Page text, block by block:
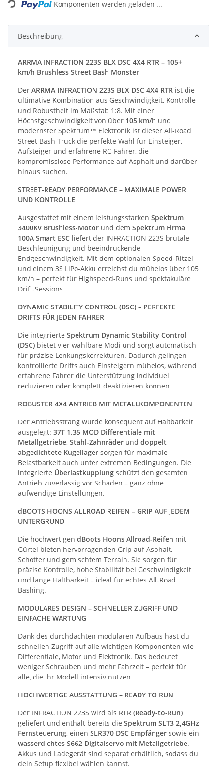
Komponenten werden geladen ...
Beschreibung
ARRMA INFRACTION 223S BLX DSC 4X4 RTR – 105+
km/h Brushless Street Bash Monster
Der ARRMA INFRACTION 223S BLX DSC 4X4 RTR ist die
ultimative Kombination aus Geschwindigkeit, Kontrolle
und Robustheit im Maßstab 1:8. Mit einer
Höchstgeschwindigkeit von über 105 km/h und
modernster Spektrum™ Elektronik ist dieser All-Road
Street Bash Truck die perfekte Wahl für Einsteiger,
Aufsteiger und erfahrene RC-Fahrer, die
kompromisslose Performance auf Asphalt und darüber
hinaus suchen.
STREET-READY PERFORMANCE – MAXIMALE POWER
UND KONTROLLE
Ausgestattet mit einem leistungsstarken Spektrum
3400Kv Brushless-Motor und dem Spektrum Firma
100A Smart ESC liefert der INFRACTION 223S brutale
Beschleunigung und beeindruckende
Endgeschwindigkeit. Mit dem optionalen Speed-Ritzel
und einem 3S LiPo-Akku erreichst du mühelos über 105
km/h – perfekt für Highspeed-Runs und spektakuläre
Drift-Sessions.
DYNAMIC STABILITY CONTROL (DSC) – PERFEKTE
DRIFTS FÜR JEDEN FAHRER
Die integrierte Spektrum Dynamic Stability Control
(DSC) bietet vier wählbare Modi und sorgt automatisch
für präzise Lenkungskorrekturen. Dadurch gelingen
kontrollierte Drifts auch Einsteigern mühelos, während
erfahrene Fahrer die Unterstützung individuell
reduzieren oder komplett deaktivieren können.
ROBUSTER 4X4 ANTRIEB MIT METALLKOMPONENTEN
Der Antriebsstrang wurde konsequent auf Haltbarkeit
ausgelegt: 37T 1.35 MOD Differentiale mit
Metallgetriebe, Stahl-Zahnräder und doppelt
abgedichtete Kugellager sorgen für maximale
Belastbarkeit auch unter extremen Bedingungen. Die
integrierte Überlastkupplung schützt den gesamten
Antrieb zuverlässig vor Schäden – ganz ohne
aufwendige Einstellungen.
dBOOTS HOONS ALLROAD REIFEN – GRIP AUF JEDEM
UNTERGRUND
Die hochwertigen dBoots Hoons Allroad-Reifen mit
Gürtel bieten hervorragenden Grip auf Asphalt,
Schotter und gemischtem Terrain. Sie sorgen für
präzise Kontrolle, hohe Stabilität bei Geschwindigkeit
und lange Haltbarkeit – ideal für echtes All-Road
Bashing.
MODULARES DESIGN – SCHNELLER ZUGRIFF UND
EINFACHE WARTUNG
Dank des durchdachten modularen Aufbaus hast du
schnellen Zugriff auf alle wichtigen Komponenten wie
Differentiale, Motor und Elektronik. Das bedeutet
weniger Schrauben und mehr Fahrzeit – perfekt für
alle, die ihr Modell intensiv nutzen.
HOCHWERTIGE AUSSTATTUNG – READY TO RUN
Der INFRACTION 223S wird als RTR (Ready-to-Run)
geliefert und enthält bereits die Spektrum SLT3 2,4GHz
Fernsteuerung, einen SLR370 DSC Empfänger sowie ein
wasserdichtes S662 Digitalservo mit Metallgetriebe.
Akkus und Ladegerät sind separat erhältlich, sodass du
dein Setup flexibel wählen kannst.